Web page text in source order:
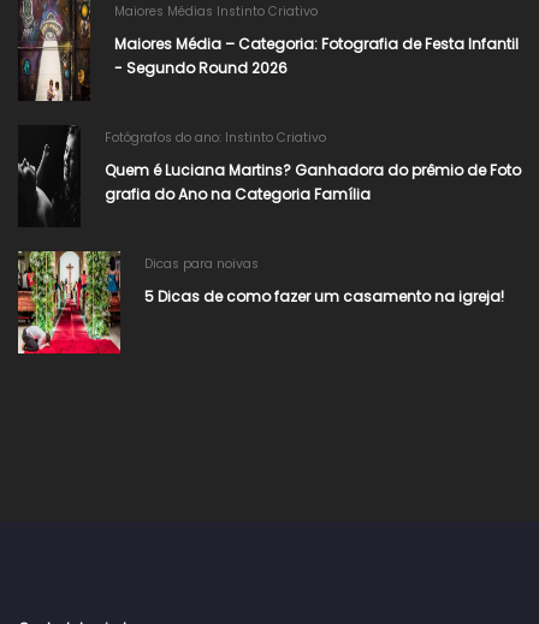
Maiores Médias Instinto Criativo
Maiores Média – Categoria: Fotografia de Festa Infantil
- Segundo Round 2026​
Fotógrafos do ano: Instinto Criativo
Quem é Luciana Martins? Ganhadora do prêmio de Foto
grafia do Ano na Categoria Família
Dicas para noivas
5 Dicas de como fazer um casamento na igreja!